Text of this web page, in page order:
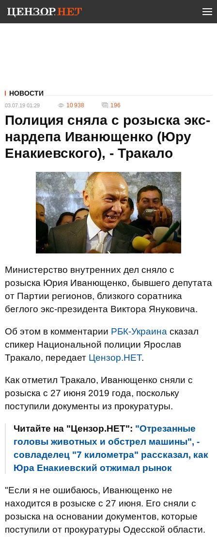
НОВОСТИ
03.07.19 01:29 10 938 196
Полиция сняла с розыска экс-
нардепа Иванющенко (Юру
Енакиевского), - Тракало
Министерство внутренних дел сняло с
розыска Юрия Иванющенко, бывшего депутата
от Партии регионов, близкого соратника
беглого экс-президента Виктора Януковича.
Об этом в комментарии РБК-Украина сказал
спикер Национальной полиции Ярослав
Тракало, передает Цензор.НЕТ.
Как отметил Тракало, Иванющенко сняли с
розыска с 27 июня 2019 года, поскольку
поступили документы из прокуратуры.
Читайте на "Цензор.НЕТ": "Отрезанные
головы животных и обстрел машины", -
совладелец "7 километра" рассказал, как
Юра Енакиевский отжимал рынок
"Если я не ошибаюсь, Иванющенко не
находится в розыске с 27 июня. Его сняли с
розыска на основании документов, которые
поступили от прокуратуры Одесской области.